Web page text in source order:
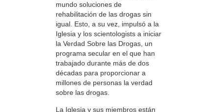
mundo soluciones de
rehabilitación de las drogas sin
igual. Esto, a su vez, impulsó a la
Iglesia y los scientologists a iniciar
la Verdad Sobre las Drogas, un
programa secular en el que han
trabajado durante más de dos
décadas para proporcionar a
millones de personas la verdad
sobre las drogas.
La Iglesia y sus miembros están